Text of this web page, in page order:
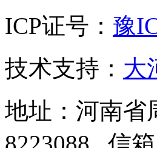
ICP证号： 豫
技术支持： 大
地址：河南